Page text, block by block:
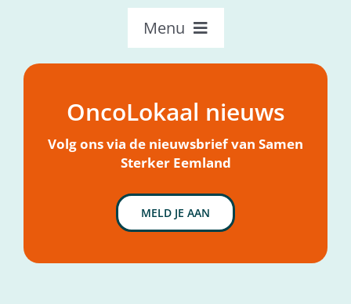
Menu
OncoLokaal – Home
Mijn hulpvraagOncoLokaal nieuws
Volg ons via de nieuwsbrief van Samen
Sterker Eemland
MELD JE AAN